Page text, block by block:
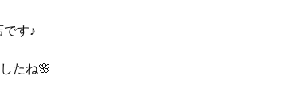
す♪
たね🌸